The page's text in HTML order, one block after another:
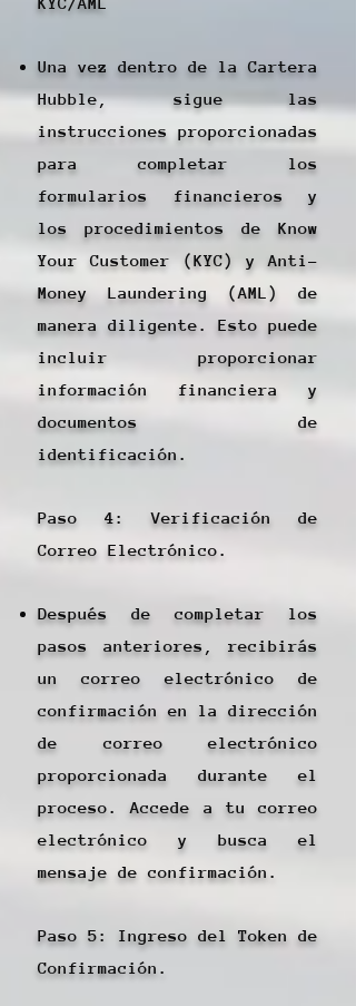
Una vez dentro de la Cartera
Hubble, sigue las
instrucciones proporcionadas
para completar los
formularios financieros y
los procedimientos de Know
Your Customer (KYC) y Anti-
Money Laundering (AML) de
manera diligente. Esto puede
incluir proporcionar
información financiera y
documentos de
identificación.
Paso 4: Verificación de
Correo Electrónico.
Después de completar los
pasos anteriores, recibirás
un correo electrónico de
confirmación en la dirección
de correo electrónico
proporcionada durante el
proceso. Accede a tu correo
electrónico y busca el
mensaje de confirmación.
Paso 5: Ingreso del Token de
Confirmación.